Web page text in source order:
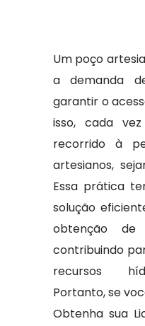
Um poço
a demanda
garantir o
isso, cada
recorrido à
artesianos,
Essa prática
solução
obtenção de
contribuindo
recursos
Portanto, se
Obtenha sua